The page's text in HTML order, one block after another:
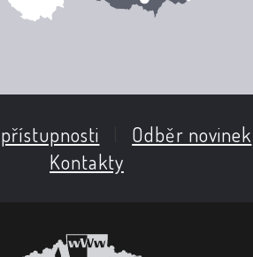
Odběr novinek
Kontakty